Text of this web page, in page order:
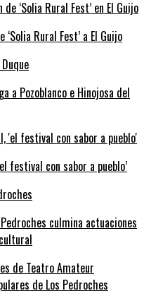
‘Solia Rural Fest’ a El Guijo
a Pozoblanco e Hinojosa del
festival con sabor a pueblo’
culmina actuaciones